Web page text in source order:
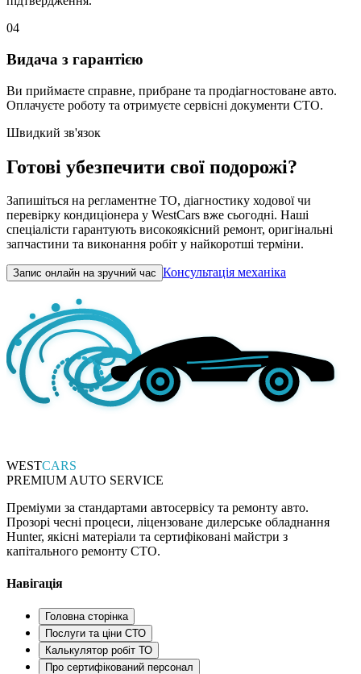
04
Видача з гарантією
Ви приймаєте справне, прибране та продіагностоване авто.
Оплачуєте роботу та отримуєте сервісні документи СТО.
Швидкий зв'язок
Готові убезпечити свої подорожі?
Запишіться на регламентне ТО, діагностику ходової чи
перевірку кондиціонера у WestCars вже сьогодні. Наші
спеціалісти гарантують високоякісний ремонт, оригінальні
запчастини та виконання робіт у найкоротші терміни.
Запис онлайн на зручний час Консультація механіка
WESTCARS
PREMIUM AUTO SERVICE
Преміуми за стандартами автосервісу та ремонту авто.
Прозорі чесні процеси, ліцензоване дилерське обладнання
Hunter, якісні матеріали та сертифіковані майстри з
капітального ремонту СТО.
Навігація
Головна сторінка
Послуги та ціни СТО
Калькулятор робіт ТО
Про сертифікований персонал